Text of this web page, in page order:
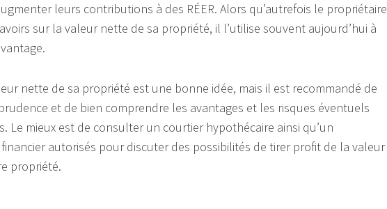
leurs contributions à des RÉER. Alors qu’autrefois le propriétaire
sur la valeur nette de sa propriété, il l’utilise souvent aujourd’hui à
nette de sa propriété est une bonne idée, mais il est recommandé de
et de bien comprendre les avantages et les risques éventuels
Le mieux est de consulter un courtier hypothécaire ainsi qu’un
autorisés pour discuter des possibilités de tirer profit de la valeur
propriété.